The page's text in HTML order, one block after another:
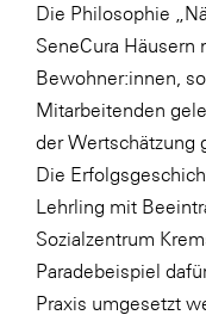
Die Menü-
MTH Retail
OMV
PAGRO
PHH
Primark
Die Philosophie
SeneCura Häusern
Bewohner:innen,
Mitarbeitenden
der Wertschätzung
Die
Lehrling mit
Sozialzentrum
Paradebeispiel
Praxis umgesetzt